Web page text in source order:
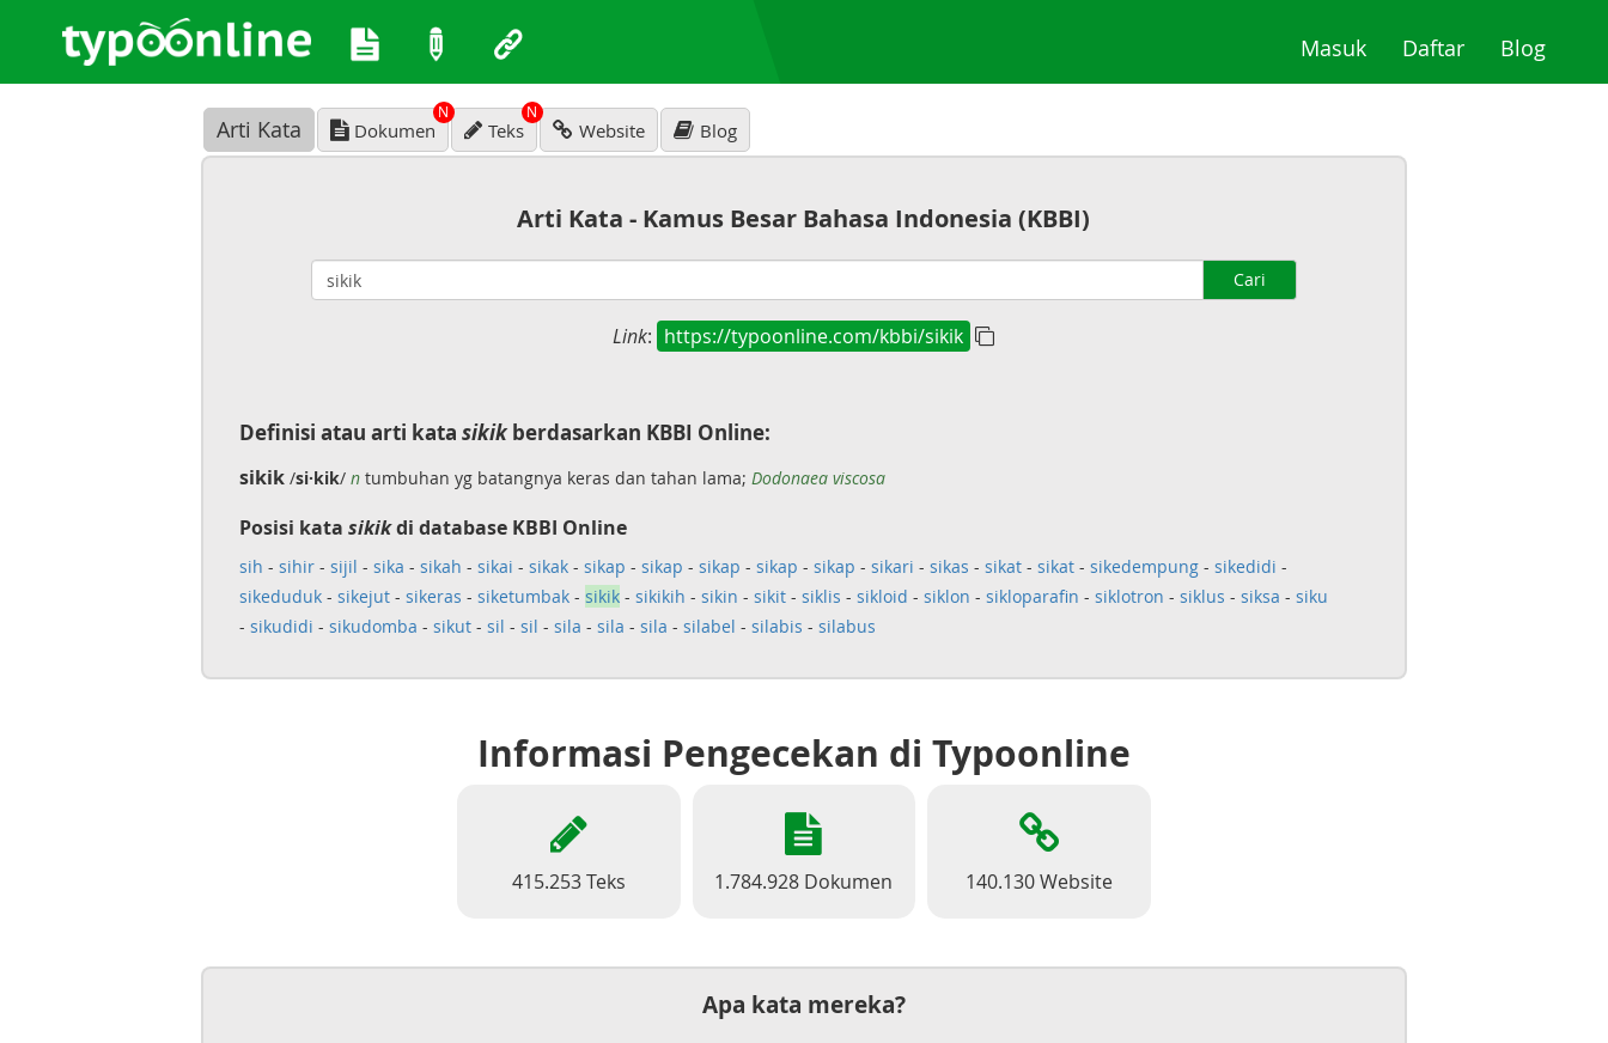
Masuk(current)
Daftar(current)
Blog
Arti Kata Dokumen
N
Teks
N
Website Blog
Arti Kata - Kamus Besar Bahasa Indonesia (KBBI)
Cari
Link: https://typoonline.com/kbbi/sikik
Definisi atau arti kata sikikberdasarkan KBBI Online:
sikik/si·kik/ ntumbuhan yg batangnya keras dan tahan lama; Dodonaea viscosa
Posisi kata sikikdi database KBBI Online
sih - sihir- sijil - sika - sikah - sikai - sikak- sikap - sikap - sikap - sikap - sikap - sikari - sikas - sikat- sikat- sikedempung- sikedidi -
sikeduduk- sikejut- sikeras - siketumbak- sikik- sikikih - sikin - sikit- siklis - sikloid - siklon - sikloparafin - siklotron - siklus - siksa - siku
- sikudidi - sikudomba - sikut- sil - sil - sila - sila - sila - silabel - silabis - silabus
Informasi Pengecekan di Typoonline
415.253 Teks 1.784.928 Dokumen 140.130 Website
Apa kata mereka?